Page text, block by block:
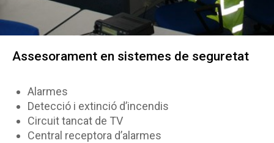
Assesorament en sistemes de seguretat
Alarmes
Detecció i extinció d’incendis
Circuit tancat de TV
Central receptora d’alarmes